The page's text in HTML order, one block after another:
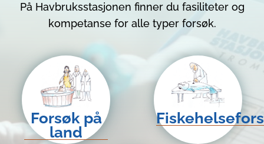
På Havbruksstasjonen finner du fasiliteter og
kompetanse for alle typer forsøk.
Forsøk på
land